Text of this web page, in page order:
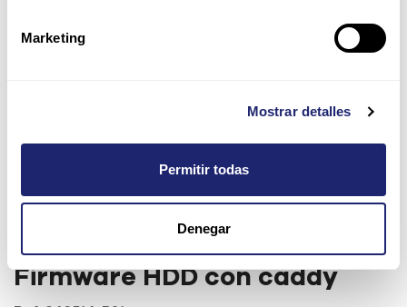
Marketing
Mostrar detalles
Permitir todas
Denegar
HPE 6TB 7.2K 3.5" SAS 12Gb/s
Midline SC Digitally Signed
Firmware HDD con caddy